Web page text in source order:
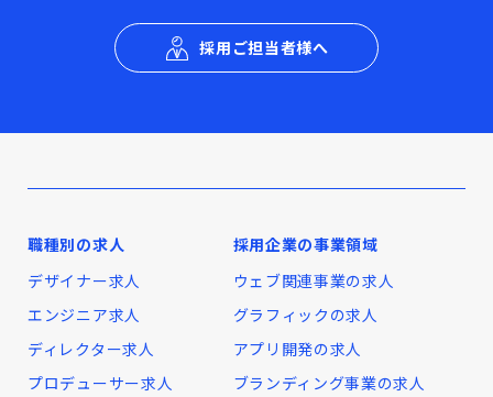
採用ご担当者様へ
職種別の求人
デザイナー求人
エンジニア求人
ディレクター求人
プロデューサー求人
採用企業の事業領域
ウェブ関連事業の求人
グラフィックの求人
アプリ開発の求人
ブランディング事業の求人